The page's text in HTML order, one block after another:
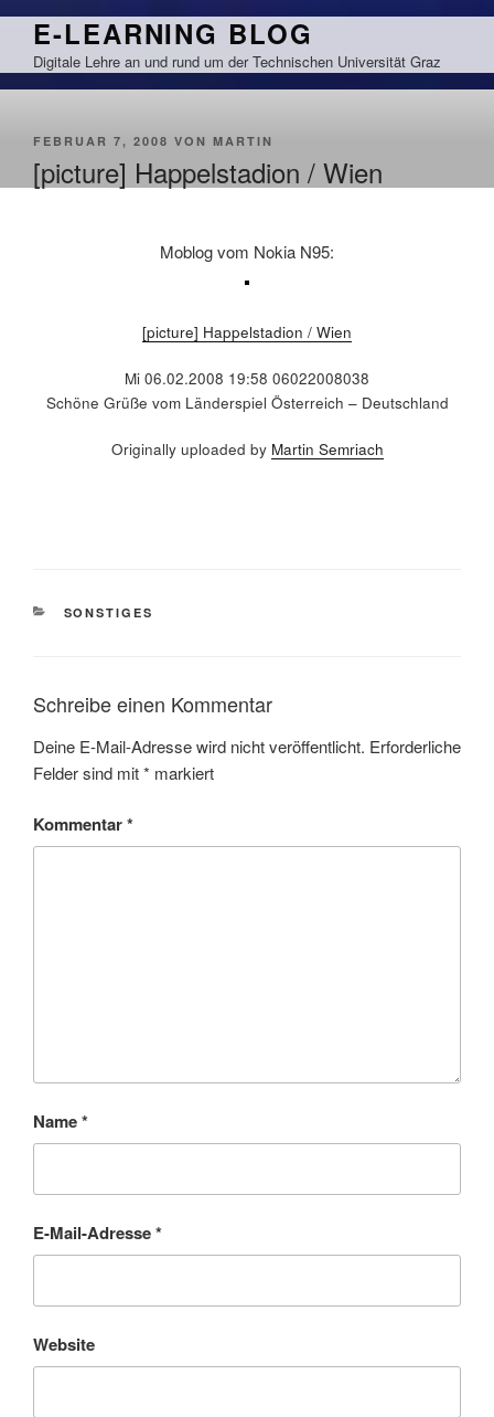
Zum
springen
E-LEARNING BLOG
Digitale Lehre an und rund um der Technischen Universität Graz
VERÖFFENTLICHT
FEBRUAR 7, 2008 VON MARTIN
[picture] Happelstadion / Wien
Moblog vom Nokia N95:
[picture] Happelstadion / Wien
Mi 06.02.2008 19:58 06022008038
Schöne Grüße vom Länderspiel Österreich – Deutschland
Originally uploaded by Martin Semriach
KATEGORIEN
SONSTIGES
Schreibe einen Kommentar
Deine E-Mail-Adresse wird nicht veröffentlicht. Erforderliche
Felder sind mit* markiert
Kommentar*
Name*
E-Mail-Adresse*
Website